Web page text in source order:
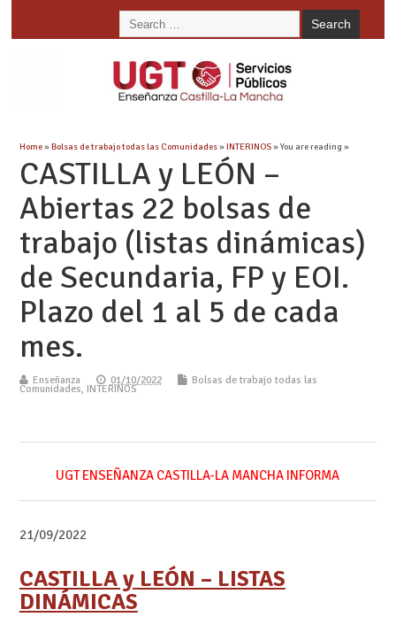
Home»Bolsas de trabajo todas las Comunidades»INTERINOS» You are reading »
CASTILLA y LEÓN –
Abiertas 22 bolsas de
trabajo (listas dinámicas)
de Secundaria, FP y EOI.
Plazo del 1 al 5 de cada
mes.
Enseñanza 01/10/2022 Bolsas de trabajo todas las
Comunidades, INTERINOS
UGT ENSEÑANZA CASTILLA-LA MANCHA INFORMA
21/09/2022
CASTILLA y LEÓN – LISTAS
DINÁMICAS